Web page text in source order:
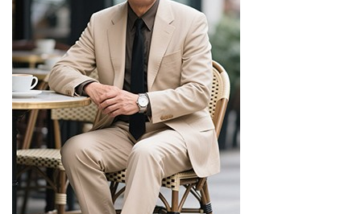
科
天
府
三
农
天